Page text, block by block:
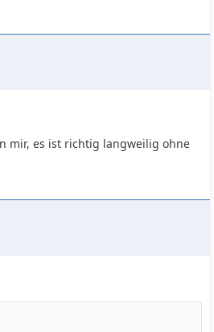
mir, es ist richtig langweilig ohne